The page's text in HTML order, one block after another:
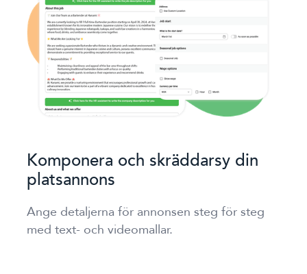
Komponera och skräddarsy din
platsannons
Ange detaljerna för annonsen steg för steg
med text- och videomallar.